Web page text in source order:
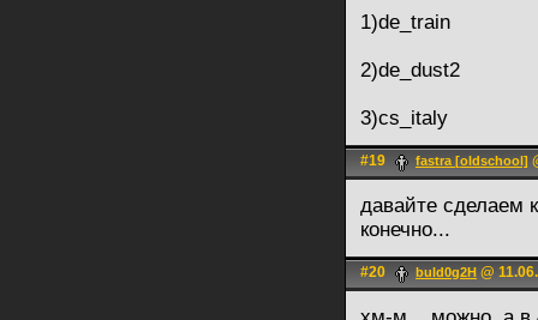
1)de_train
2)de_dust2
3)cs_italy
#19 fastra [oldschool]
давайте сделаем
конечно...
#20 buld0g2H @